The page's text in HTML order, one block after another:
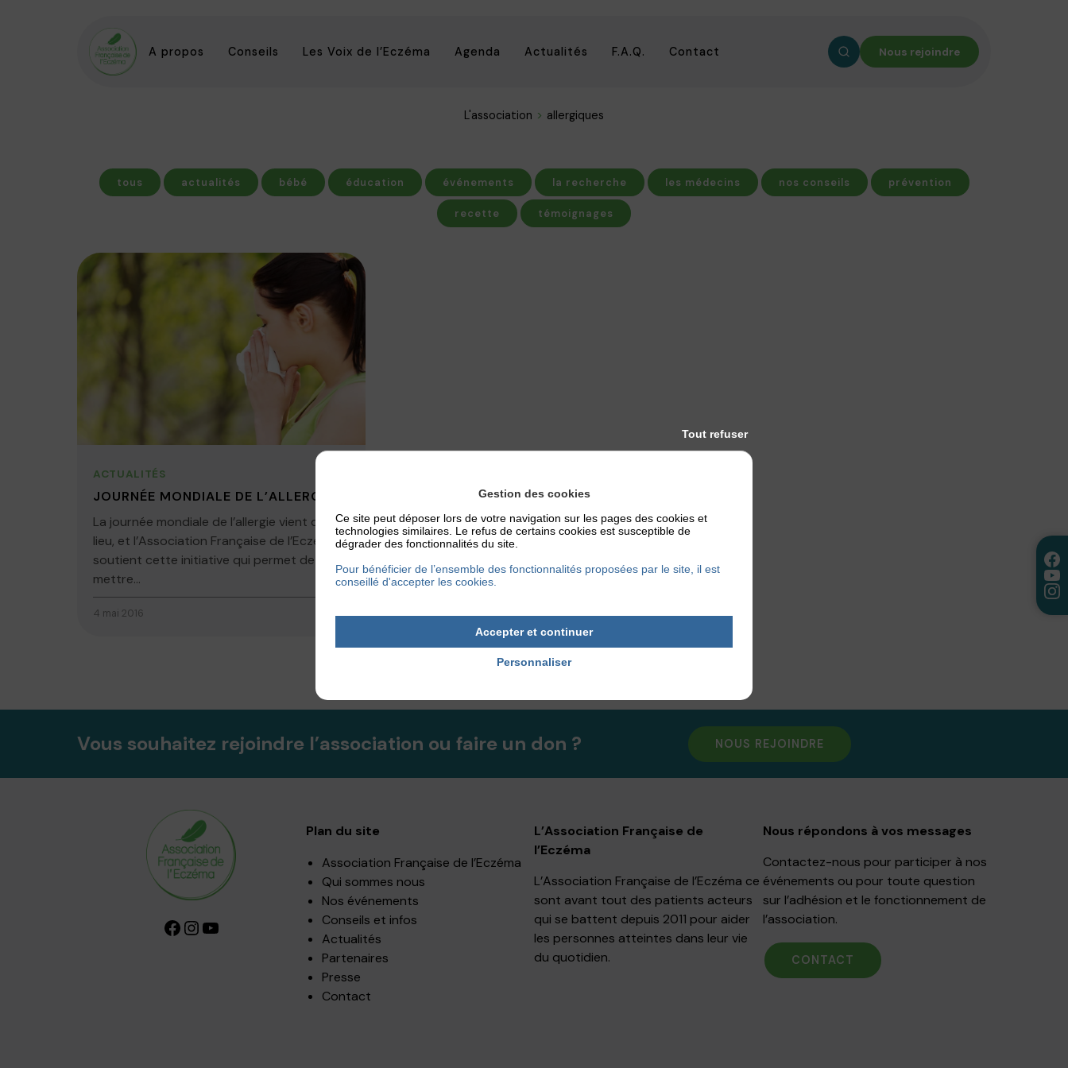
A propos Conseils Les Voix de l’Eczéma Agenda Actualités F.A.Q. Contact Nous rejoindre
L'association allergiques
tous actualités bébé éducation événements la recherche les médecins nos conseils prévention
recette témoignages
ACTUALITÉS
JOURNÉE MONDIALE DE L’ALLERGIE
La journée mondiale de l’allergie vient d’avoir
lieu, et l’Association Française de l’Eczéma
soutient cette initiative qui permet de
mettre...
4 mai 2016
Vous souhaitez rejoindre l’association ou faire un don ? NOUS REJOINDRE
Facebook Instagram YouTube
Plan du site
Association Française de l’Eczéma
Qui sommes nous
Nos événements
Conseils et infos
Actualités
Partenaires
Presse
Contact
L’Association Française de
l’Eczéma
L’Association Française de l’Eczéma ce
sont avant tout des patients acteurs
qui se battent depuis 2011 pour aider
les personnes atteintes dans leur vie
du quotidien.
Nous répondons à vos messages
Contactez-nous pour participer à nos
événements ou pour toute question
sur l’adhésion et le fonctionnement de
l’association.
CONTACT
Gestion des cookies
Ce site peut déposer lors de votre navigation sur les pages des cookies et
technologies similaires. Le refus de certains cookies est susceptible de
dégrader des fonctionnalités du site.
Pour bénéficier de l’ensemble des fonctionnalités proposées par le site, il est
conseillé d'accepter les cookies.
Accepter et continuer
Tout refuser
Personnaliser